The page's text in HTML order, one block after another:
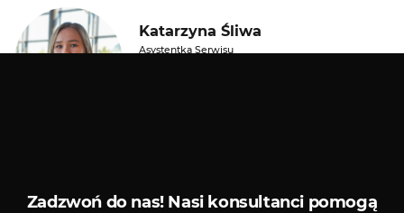
Katarzyna Śliwa
Asystentka Serwisu
Zadzwoń do nas!Nasi konsultanci pomogą